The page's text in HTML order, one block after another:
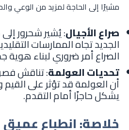
مشيرًا إلى الحاجة لمزيد من الوعي
صراع الأجيال: يُشير شحرور
الجديد تجاه الممارسات
الصراع أمر ضروري لبناء هوية
تحديات العولمة: تناقش
أن العولمة قد تؤثر على القيم
يشكل حاجزًا أمام التقدم.
خلاصة: انطباع عميق